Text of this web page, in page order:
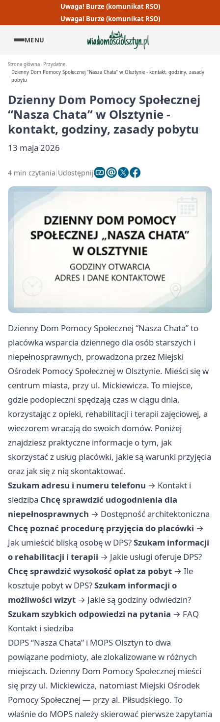
Uwaga! Burze (komunikat RSO)
Uwaga! Burze (komunikat RSO)
MENU
Strona główna
Przydatne
Dzienny Dom Pomocy Społecznej "Nasza Chata" w Olsztynie - kontakt, godziny, zasady
pobytu
Dzienny Dom Pomocy Społecznej
“Nasza Chata” w Olsztynie -
kontakt, godziny, zasady pobytu
13 maja 2026
4 min czytania Udostępnij
Dzienny Dom Pomocy Społecznej “Nasza Chata” to
placówka wsparcia dziennego dla osób starszych i
niepełnosprawnych, prowadzona przez Miejski
Ośrodek Pomocy Społecznej w Olsztynie. Mieści się w
centrum miasta, przy ul. Mickiewicza. To miejsce,
gdzie podopieczni spędzają czas w ciągu dnia,
korzystając z opieki, rehabilitacji i terapii zajęciowej, a
wieczorem wracają do swoich domów. Poniżej
znajdziesz praktyczne informacje o tym, jak
skorzystać z usług placówki, jakie są warunki przyjęcia
oraz jak się z nią skontaktować.
Szukam adresu i numeru telefonu → Kontakt i
siedziba Chcę sprawdzić udogodnienia dla
niepełnosprawnych → Dostępność architektoniczna
Chcę poznać procedurę przyjęcia do placówki →
Jak umieścić bliską osobę w DPS?Szukam informacji
o rehabilitacji i terapii → Jakie usługi oferuje DPS?
Chcę sprawdzić wysokość opłat za pobyt → Ile
kosztuje pobyt w DPS?Szukam informacji o
możliwości wizyt → Jakie są godziny odwiedzin?
Szukam szybkich odpowiedzi na pytania → FAQ
Kontakt i siedziba
DDPS “Nasza Chata” i MOPS Olsztyn to dwa
powiązane podmioty, ale zlokalizowane w różnych
miejscach. Dzienny Dom Pomocy Społecznej mieści
się przy ul. Mickiewicza, natomiast Miejski Ośrodek
Pomocy Społecznej — przy al. Piłsudskiego. To
właśnie do MOPS należy skierować pierwsze zapytania